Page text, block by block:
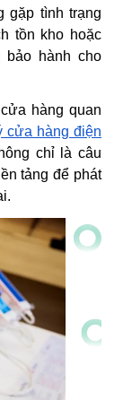
gặp tình trạng
tồn kho hoặc
bảo hành cho
hàng quan
cửa hàng điện
chỉ là câu
tảng để phát